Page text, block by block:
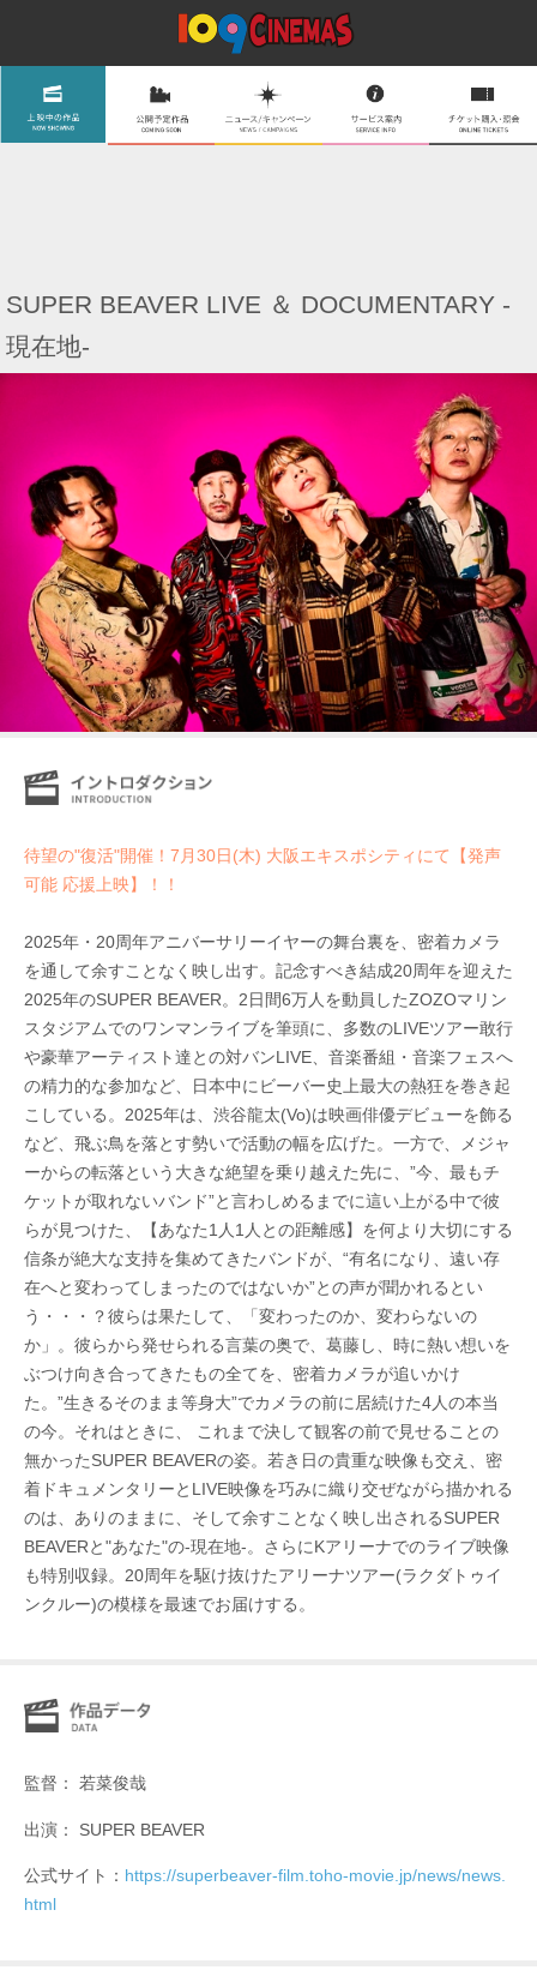
SUPER BEAVER LIVE ＆ DOCUMENTARY -
現在地-
待望の"復活"開催！7月30日(木) 大阪エキスポシティにて【発声
可能 応援上映】！！
2025年・20周年アニバーサリーイヤーの舞台裏を、密着カメラ
を通して余すことなく映し出す。記念すべき結成20周年を迎えた
2025年のSUPER BEAVER。2日間6万人を動員したZOZOマリン
スタジアムでのワンマンライブを筆頭に、多数のLIVEツアー敢行
や豪華アーティスト達との対バンLIVE、音楽番組・音楽フェスへ
の精力的な参加など、日本中にビーバー史上最大の熱狂を巻き起
こしている。2025年は、渋谷龍太(Vo)は映画俳優デビューを飾る
など、飛ぶ鳥を落とす勢いで活動の幅を広げた。一方で、メジャ
ーからの転落という大きな絶望を乗り越えた先に、”今、最もチ
ケットが取れないバンド”と言わしめるまでに這い上がる中で彼
らが見つけた、【あなた1人1人との距離感】を何より大切にする
信条が絶大な支持を集めてきたバンドが、“有名になり、遠い存
在へと変わってしまったのではないか”との声が聞かれるとい
う・・・？彼らは果たして、「変わったのか、変わらないの
か」。彼らから発せられる言葉の奥で、葛藤し、時に熱い想いを
ぶつけ向き合ってきたもの全てを、密着カメラが追いかけ
た。”生きるそのまま等身大”でカメラの前に居続けた4人の本当
の今。それはときに、 これまで決して観客の前で見せることの
無かったSUPER BEAVERの姿。若き日の貴重な映像も交え、密
着ドキュメンタリーとLIVE映像を巧みに織り交ぜながら描かれる
のは、ありのままに、そして余すことなく映し出されるSUPER
BEAVERと"あなた"の-現在地-。さらにKアリーナでのライブ映像
も特別収録。20周年を駆け抜けたアリーナツアー(ラクダトゥイ
ンクルー)の模様を最速でお届けする。
監督： 若菜俊哉
出演： SUPER BEAVER
公式サイト： https://superbeaver-film.toho-movie.jp/news/news.
html